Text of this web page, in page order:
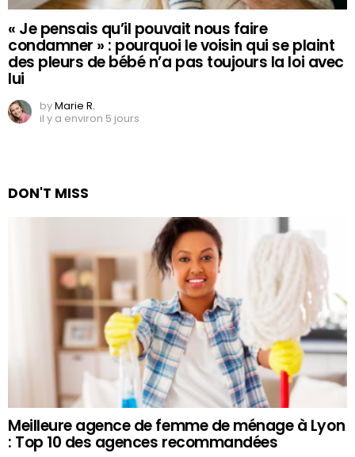
« Je pensais qu’il pouvait nous faire
condamner » : pourquoi le voisin qui se plaint
des pleurs de bébé n’a pas toujours la loi avec
lui
byMarie R.
il y a environ 5 jours
DON'T MISS
Meilleure agence de femme de ménage à Lyon
: Top 10 des agences recommandées